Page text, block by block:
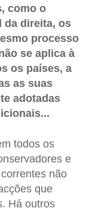
como o
da direita, os
processo
se aplica à
os países, a
as suas
adotadas
todos os
e
não
que
Há outros